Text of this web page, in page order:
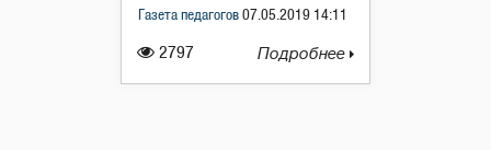
2797
Газета педагогов 07.05.2019 14:11
Подробнее